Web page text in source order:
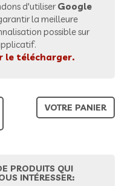
d'utiliserGoogle
la meilleure
possible sur
le télécharger.
VOTRE PANIER
PRODUITS QUI
INTÉRESSER: